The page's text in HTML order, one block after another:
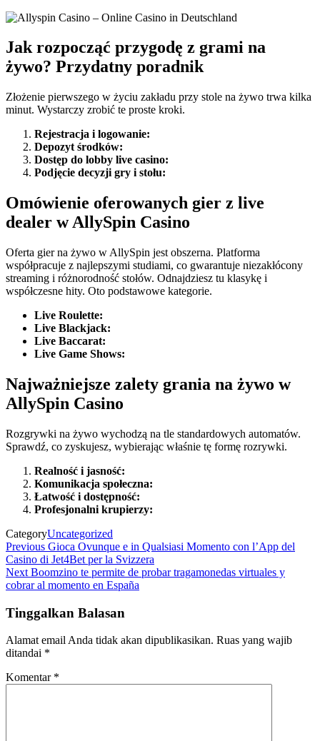
Jak rozpocząć przygodę z grami na
żywo? Przydatny poradnik
Złożenie pierwszego w życiu zakładu przy stole na żywo trwa kilka
minut. Wystarczy zrobić te proste kroki.
Rejestracja i logowanie:
Depozyt środków:
Dostęp do lobby live casino:
Podjęcie decyzji gry i stołu:
Omówienie oferowanych gier z live
dealer w AllySpin Casino
Oferta gier na żywo w AllySpin jest obszerna. Platforma
współpracuje z najlepszymi studiami, co gwarantuje niezakłócony
streaming i różnorodność stołów. Odnajdziesz tu klasykę i
współczesne hity. Oto podstawowe kategorie.
Live Roulette:
Live Blackjack:
Live Baccarat:
Live Game Shows:
Najważniejsze zalety grania na żywo w
AllySpin Casino
Rozgrywki na żywo wychodzą na tle standardowych automatów.
Sprawdź, co zyskujesz, wybierając właśnie tę formę rozrywki.
Realność i jasność:
Komunikacja społeczna:
Łatwość i dostępność:
Profesjonalni krupierzy:
CategoryUncategorized
Navigasi
pos
Previous
Post
Previous Gioca Ovunque e in Qualsiasi Momento con l’App del
Casino di Jet4Bet per la Svizzera
Next
Post
Next Boomzino te permite de probar tragamonedas virtuales y
cobrar al momento en España
Tinggalkan Balasan
Alamat email Anda tidak akan dipublikasikan. Ruas yang wajib
ditandai *
Komentar *